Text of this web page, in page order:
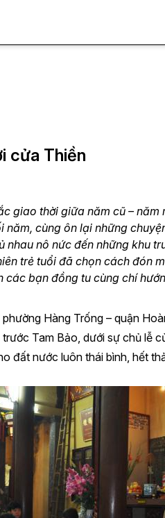
cửa Thiền
giao thời giữa năm cũ –
cùng ôn lại những
nhau nô nức đến những khu
trẻ tuổi đã chọn cách đón
các bạn đồng tu cùng chí
Hàng Trống – quận
Tam Bảo, dưới sự chủ lễ
đất nước luôn thái bình, hết